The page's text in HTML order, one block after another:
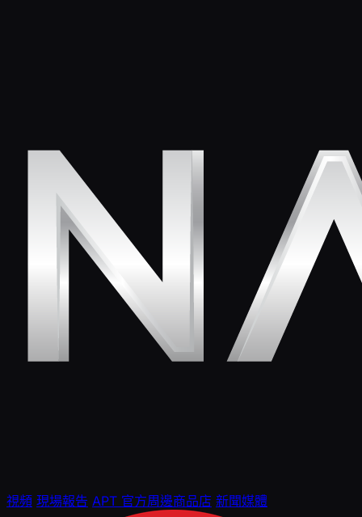
視頻 現場報告 APT 官方周邊商品店 新聞媒體